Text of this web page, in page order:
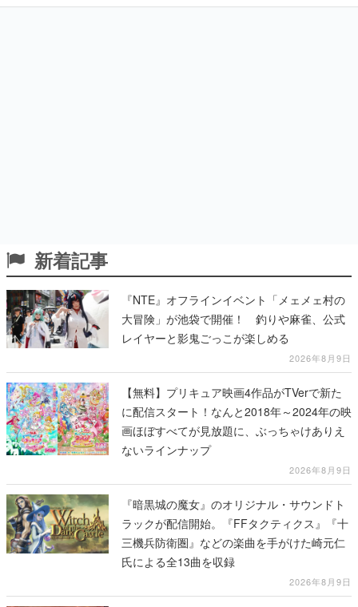
新着記事
『NTE』オフラインイベント「メェメェ村の
大冒険」が池袋で開催！ 釣りや麻雀、公式
レイヤーと影鬼ごっこが楽しめる
2026年8月9日
【無料】プリキュア映画4作品がTVerで新た
に配信スタート！なんと2018年～2024年の映
画ほぼすべてが見放題に、ぶっちゃけありえ
ないラインナップ
2026年8月9日
『暗黒城の魔女』のオリジナル・サウンドト
ラックが配信開始。『FFタクティクス』『十
三機兵防衛圏』などの楽曲を手がけた崎元仁
氏による全13曲を収録
2026年8月9日